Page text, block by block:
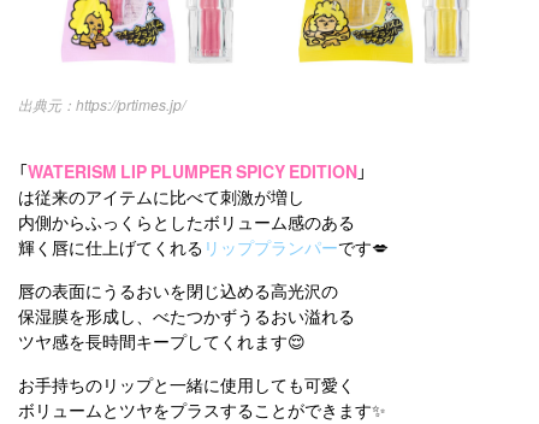
https://prtimes.jp/
「WATERISM LIP PLUMPER SPICY EDITION」
は従来のアイテムに比べて刺激が増し
内側からふっくらとしたボリューム感のある
輝く唇に仕上げてくれる リッププランパーです💋
唇の表面にうるおいを閉じ込める高光沢の
保湿膜を形成し、べたつかずうるおい溢れる
ツヤ感を長時間キープしてくれます😌
お手持ちのリップと一緒に使用しても可愛く
ボリュームとツヤをプラスすることができます✨